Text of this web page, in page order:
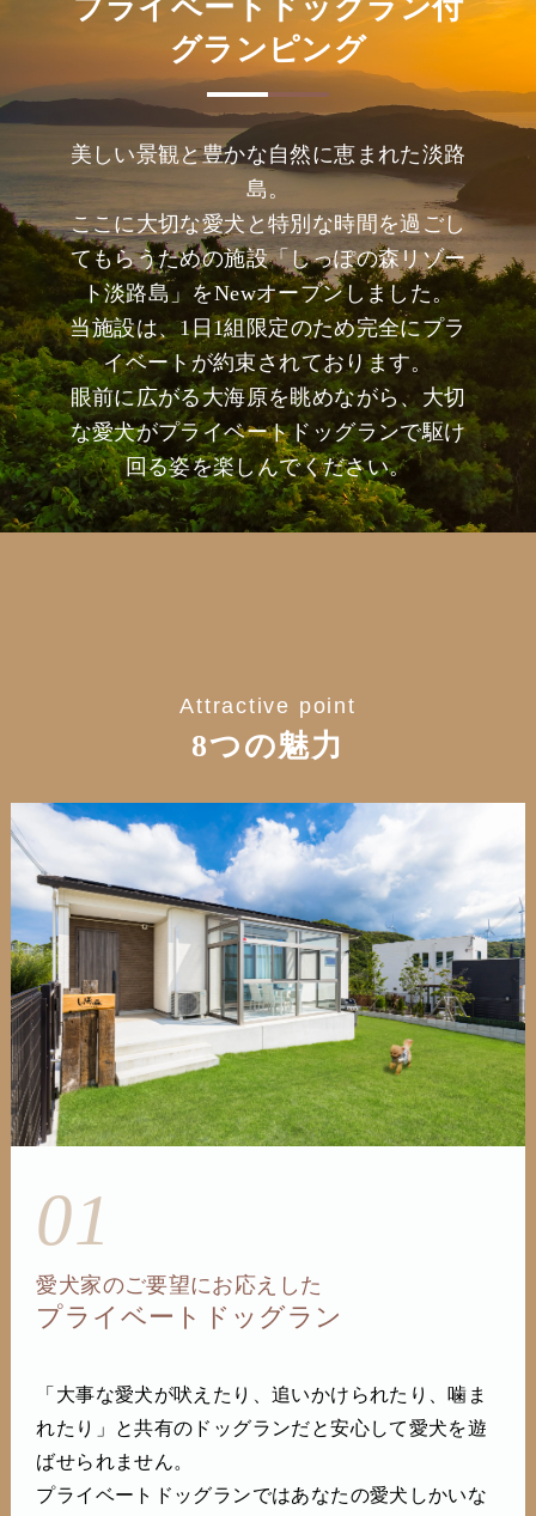
プライベートドッグラン付
グランピング
美しい景観と豊かな自然に恵まれた淡路
島。
ここに大切な愛犬と特別な時間を過ごし
てもらうための施設「しっぽの森リゾー
ト淡路島」をNewオープンしました。
当施設は、1日1組限定のため完全にプラ
イベートが約束されております。
眼前に広がる大海原を眺めながら、大切
な愛犬がプライベートドッグランで駆け
回る姿を楽しんでください。
Attractive point
8つの魅力
01
愛犬家のご要望にお応えした
プライベートドッグラン
「大事な愛犬が吠えたり、追いかけられたり、噛ま
れたり」と共有のドッグランだと安心して愛犬を遊
ばせられません。
プライベートドッグランではあなたの愛犬しかいな